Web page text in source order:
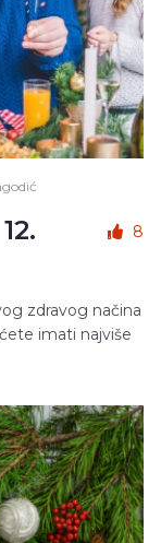
8
zdravog načina
imati najviše